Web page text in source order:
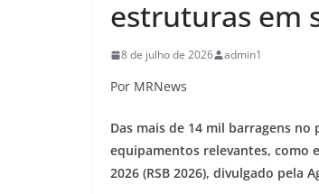
estruturas em
8 de julho de 2026 admin1
Por MRNews
Das mais de 14 mil barragens
equipamentos relevantes, como
2026 (RSB 2026), divulgado pela